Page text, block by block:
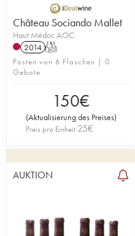
Château Sociando Mallet
Haut Médoc AOC
2014 T
Posten von 6 Flaschen | 0
Gebote
150€
(Aktualisierung des Preises)
Preis pro Einheit 25€
AUKTION